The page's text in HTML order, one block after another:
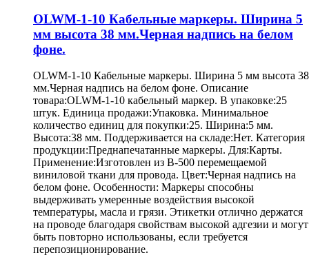
OLWM-1-10 Кабельные маркеры. Ширина 5
мм высота 38 мм.Черная надпись на белом
фоне.
OLWM-1-10 Кабельные маркеры. Ширина 5 мм высота 38
мм.Черная надпись на белом фоне. Описание
товара:OLWM-1-10 кабельный маркер. В упаковке:25
штук. Единица продажи:Упаковка. Минимальное
количество единиц для покупки:25. Ширина:5 мм.
Высота:38 мм. Поддерживается на складе:Нет. Категория
продукции:Преднапечатанные маркеры. Для:Карты.
Применение:Изготовлен из B-500 перемещаемой
виниловой ткани для провода. Цвет:Черная надпись на
белом фоне. Особенности: Маркеры способны
выдерживать умеренные воздействия высокой
температуры, масла и грязи. Этикетки отлично держатся
на проводе благодаря свойствам высокой адгезии и могут
быть повторно использованы, если требуется
перепозиционирование.